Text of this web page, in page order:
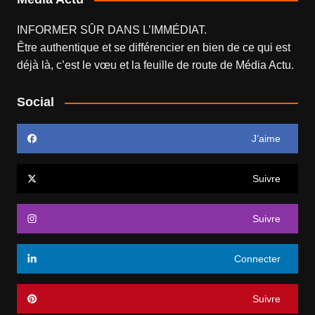
INFORMER SÛR DANS L’IMMÉDIAT.
Être authentique et se différencier en bien de ce qui est
déjà là, c’est le vœu et la feuille de route de Média Actu.
Social
J’aime
Suivre
Suivre
Connecter
Suivre